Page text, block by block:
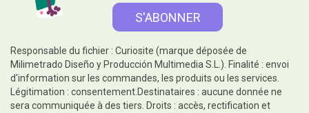
Responsable du fichier : Curiosite (marque déposée de
Milimetrado Diseño y Producción Multimedia S.L.). Finalité : envoi
d'information sur les commandes, les produits ou les services.
Légitimation : consentement.Destinataires : aucune donnée ne
sera communiquée à des tiers. Droits : accès, rectification et